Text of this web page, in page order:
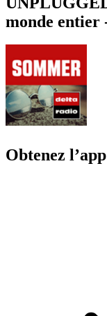
monde entier
Obtenez